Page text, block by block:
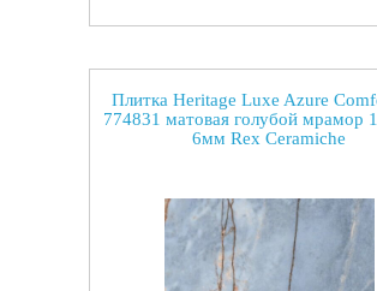
Плитка Heritage Luxe Azure
774831 матовая голубой мрамор
6мм Rex Ceramiche